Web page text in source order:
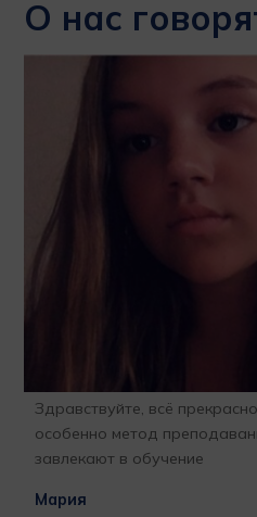
О нас
Здравствуйте, всё
особенно метод
завлекают в обучение
Мария